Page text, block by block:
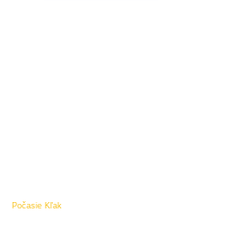
Počasie Kľak